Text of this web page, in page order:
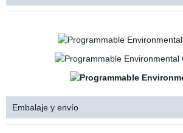
Embalaje y envío